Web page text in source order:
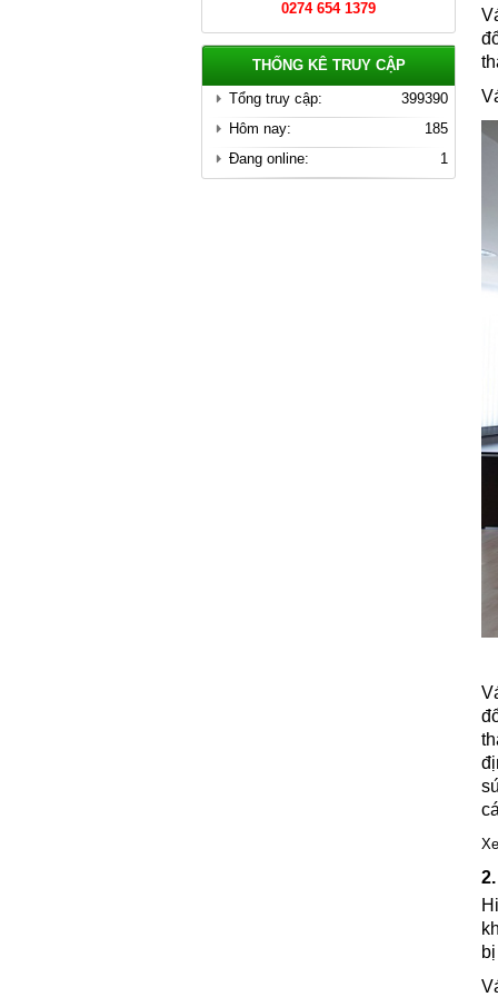
0274 654 1379
THỐNG KÊ TRUY CẬP
399390
Tổng truy cập:
185
Hôm nay:
1
Đang online: